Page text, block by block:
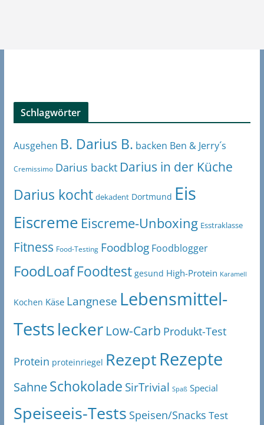
Schlagwörter
Ausgehen B. Darius B. backen Ben & Jerry´s
Cremissimo Darius backt Darius in der Küche
Darius kocht dekadent Dortmund Eis
Eiscreme Eiscreme-Unboxing Esstraklasse
Fitness Food-Testing Foodblog Foodblogger
FoodLoaf Foodtest gesund High-Protein Karamell
Kochen Käse Langnese Lebensmittel-
Testslecker Low-Carb Produkt-Test
Protein proteinriegel RezeptRezepte
SahneSchokolade SirTrivial Spaß Special
Speiseeis-Tests Speisen/Snacks Test